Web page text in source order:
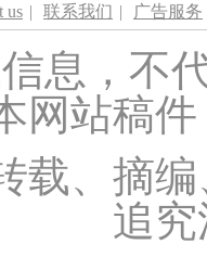
us | 联系我们 | 广告服务
息，不
网站稿
载、摘
追